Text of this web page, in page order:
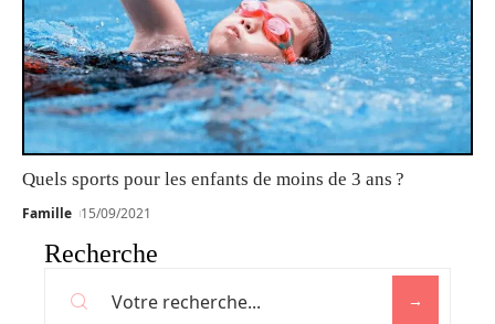
Quels sports pour les enfants de moins de 3 ans ?
Famille 15/09/2021
Recherche